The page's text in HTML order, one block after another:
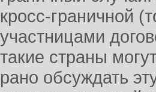
кросс-граничной
участницами
такие страны
рано обсуждать